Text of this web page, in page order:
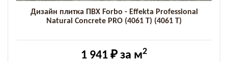
Дизайн плитка ПВХ Forbo - Effekta Professional
Natural Concrete PRO (4061 T) (4061 T)
1 941 ₽ за м2